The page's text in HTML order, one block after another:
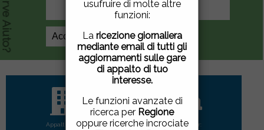
esperienza di utilizzo. Se
vuoi saperne di più
qui .
Chiudendo questa
finestra, scorrendo questa
pagina, cliccando su un
link o proseguendo la
navigazione in altra
maniera, acconsenti
all'uso dei cookie.
usufruire di molte altre
funzioni:
La ricezione giornaliera
mediante email di tutti gli
aggiornamenti sulle gare
di appalto di tuo
interesse.
Le funzioni avanzate di
ricerca per Regione
oppure ricerche incrociate
Crea Account
Serve Aiuto?
Appalti per: Appalti per: